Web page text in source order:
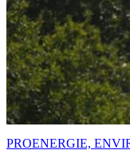
PROENERGIE,